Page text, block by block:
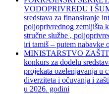
VODOPRIVREDU I
sredstava za finansiranje
poljoprivrednog zemljišta
stručne službe ,
iri tamiš ‒ putem nabavke
MINISTARSTVO
konkurs za dodelu
projekata ozelenjavanja u
diverziteta i očuvanja i
u 2026. godini